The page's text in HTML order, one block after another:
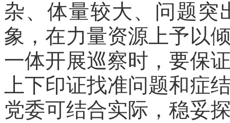
杂、体量较大、问题突
象，在力量资源上予以
一体开展巡察时，要保
上下印证找准问题和症
党委可结合实际，稳妥